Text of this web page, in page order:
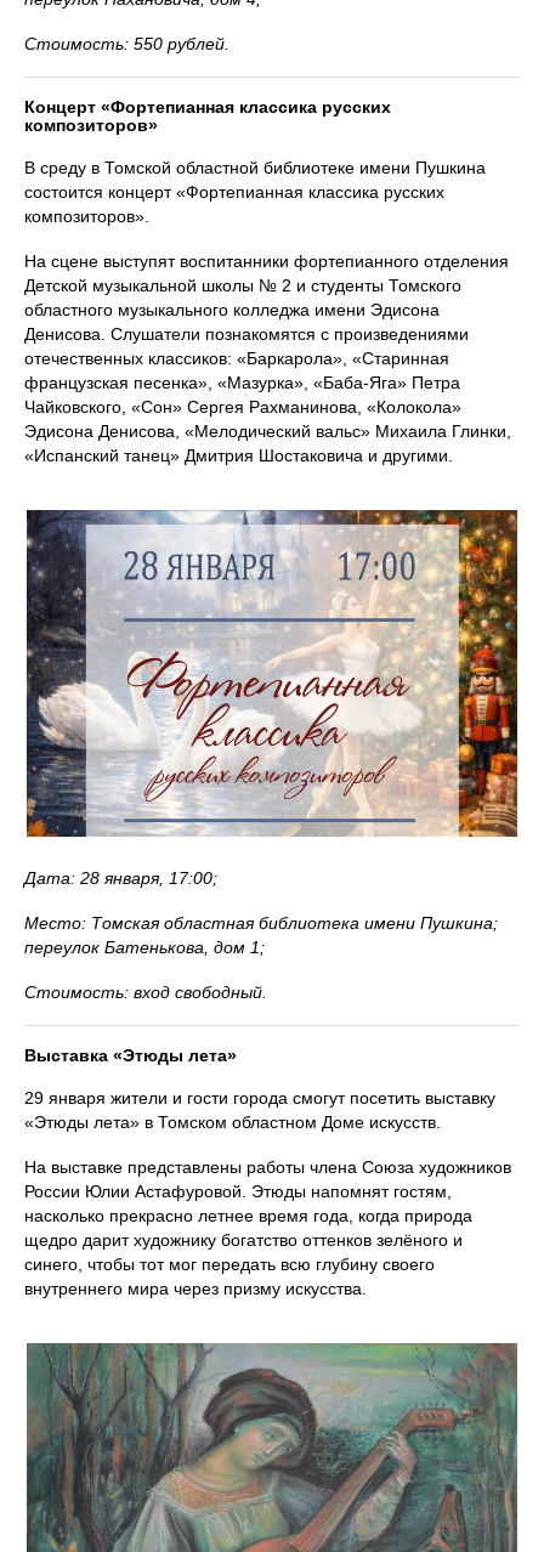
Стоимость: 550 рублей.
Концерт «Фортепианная классика русских
композиторов»
В среду в Томской областной библиотеке имени Пушкина
состоится концерт «Фортепианная классика русских
композиторов».
На сцене выступят воспитанники фортепианного отделения
Детской музыкальной школы № 2 и студенты Томского
областного музыкального колледжа имени Эдисона
Денисова. Слушатели познакомятся с произведениями
отечественных классиков: «Баркарола», «Старинная
французская песенка», «Мазурка», «Баба-Яга» Петра
Чайковского, «Сон» Сергея Рахманинова, «Колокола»
Эдисона Денисова, «Мелодический вальс» Михаила Глинки,
«Испанский танец» Дмитрия Шостаковича и другими.
Дата: 28 января, 17:00;
Место: Томская областная библиотека имени Пушкина;
переулок Батенькова, дом 1;
Стоимость: вход свободный.
Выставка «Этюды лета»
29 января жители и гости города смогут посетить выставку
«Этюды лета» в Томском областном Доме искусств.
На выставке представлены работы члена Союза художников
России Юлии Астафуровой. Этюды напомнят гостям,
насколько прекрасно летнее время года, когда природа
щедро дарит художнику богатство оттенков зелёного и
синего, чтобы тот мог передать всю глубину своего
внутреннего мира через призму искусства.